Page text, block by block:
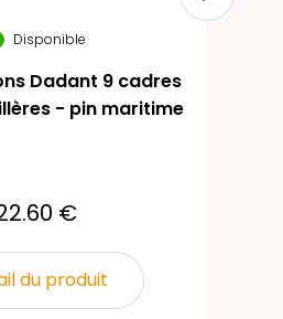
Disponible
Dadant 9 cadres
- pin maritime
€
du produit